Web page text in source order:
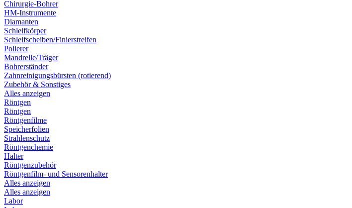
Chirurgie-Bohrer
HM-Instrumente
Diamanten
Schleifkörper
Schleifscheiben/Finierstreifen
Polierer
Mandrelle/Träger
Bohrerständer
Zahnreinigungsbürsten (rotierend)
Zubehör & Sonstiges
Alles anzeigen
Röntgen
Röntgen
Röntgenfilme
Speicherfolien
Strahlenschutz
Röntgenchemie
Halter
Röntgenzubehör
Röntgenfilm- und Sensorenhalter
Alles anzeigen
Alles anzeigen
Labor